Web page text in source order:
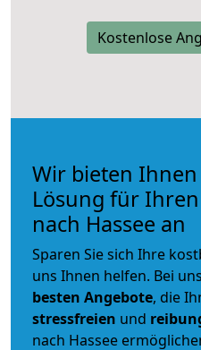
Kostenlose
Wir bieten
Lösung für
nach Hassee an
Sparen Sie sich Ihre
uns Ihnen helfen. Bei
besten Angebote, die
stressfreien und
nach Hassee